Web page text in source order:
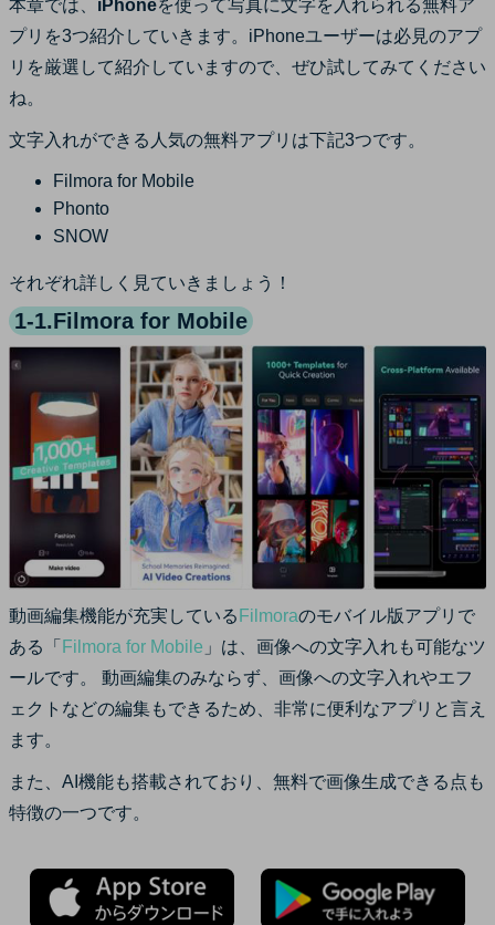
本章では、 iPhoneを使って写真に文字を入れられる無料ア
プリを3つ紹介していきます。iPhoneユーザーは必見のアプ
リを厳選して紹介していますので、ぜひ試してみてください
ね。
文字入れができる人気の無料アプリは下記3つです。
Filmora for Mobile
Phonto
SNOW
それぞれ詳しく見ていきましょう！
1-1.Filmora for Mobile
動画編集機能が充実している Filmoraのモバイル版アプリで
ある「 Filmora for Mobile 」は、画像への文字入れも可能なツ
ールです。 動画編集のみならず、画像への文字入れやエフ
ェクトなどの編集もできるため、非常に便利なアプリと言え
ます。
また、AI機能も搭載されており、無料で画像生成できる点も
特徴の一つです。